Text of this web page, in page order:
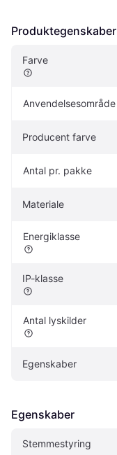
Produktegenskaber
Farve
Anvendelsesområde
Producent farve
Antal pr. pakke
Materiale
Energiklasse
IP-klasse
Antal lyskilder
Egenskaber
Egenskaber
Stemmestyring